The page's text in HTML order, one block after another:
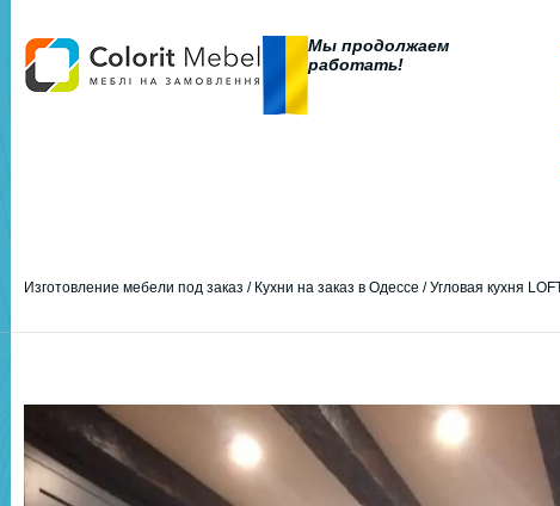
Мы продолжаем
работать!
Изготовление мебели под заказ / Кухни на заказ в Одессе /Угловая кухня